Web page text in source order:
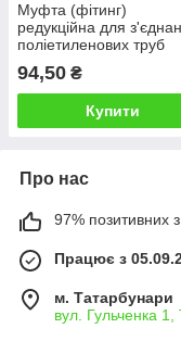
Муфта (фітинг)
редукційна для
поліетиленових труб
діаметром 50х25 мм
94,50 ₴
Купити
Про нас
97% позитивних з
Працює з
м. Татарбунари
вул. Гульченка